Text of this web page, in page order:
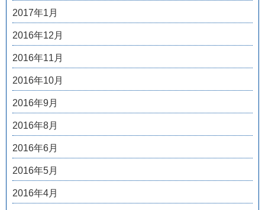
2017年1月
2016年12月
2016年11月
2016年10月
2016年9月
2016年8月
2016年6月
2016年5月
2016年4月